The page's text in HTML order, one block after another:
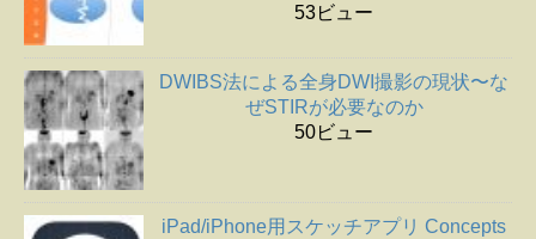
53ビュー
DWIBS法による全身DWI撮影の現状〜な
ぜSTIRが必要なのか
50ビュー
iPad/iPhone用スケッチアプリ Concepts